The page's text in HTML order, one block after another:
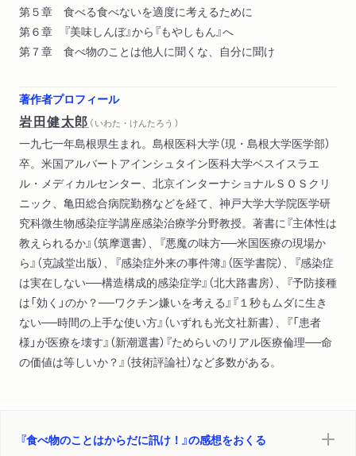
第５章 食べる食べないを適度に考えるために
第６章 『美味しんぼ』から『もやしもん』へ
第７章 食べ物のことは他人に聞くな、自分に聞け
著作者プロフィール
岩田健太郎 （ いわた・けんたろう ）
一九七一年島根県生まれ。島根医科大学（現・島根大学医学部）
卒。米国アルバートアインシュタイン医科大学ベスイスラエ
ル・メディカルセンター、北京インターナショナルＳＯＳクリ
ニック、亀田総合病院勤務などを経て、神戸大学大学院医学研
究科微生物感染症学講座感染治療学分野教授。著書に『主体性は
教えられるか』（筑摩選書）、『悪魔の味方──米国医療の現場か
ら』（克誠堂出版）、『感染症外来の事件簿』（医学書院）、『感染症
は実在しない──構造構成的感染症学』（北大路書房）、『予防接種
は「効く」のか？──ワクチン嫌いを考える』『１秒もムダに生き
ない──時間の上手な使い方』（いずれも光文社新書）、『「患者
様」が医療を壊す』（新潮選書）『ためらいのリアル医療倫理──命
の価値は等しいか？』（技術評論社）など多数がある。
『食べ物のことはからだに訊け！』の感想をおくる